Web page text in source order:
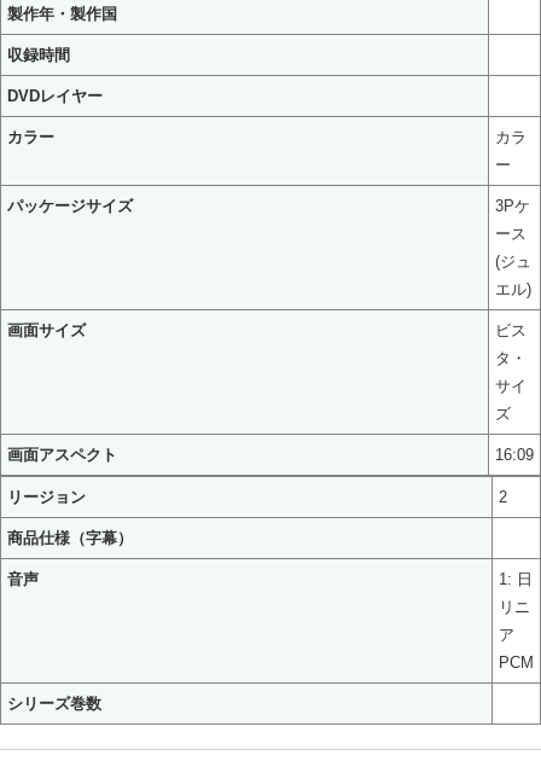
製作年・製作国
収録時間
DVDレイヤー
カラー
カラ
ー
パッケージサイズ
3Pケ
ース
(ジュ
エル)
画面サイズ
ビス
タ・
サイ
ズ
画面アスペクト 16:09
リージョン 2
商品仕様（字幕）
音声
1: 日
リニ
ア
PCM
シリーズ巻数